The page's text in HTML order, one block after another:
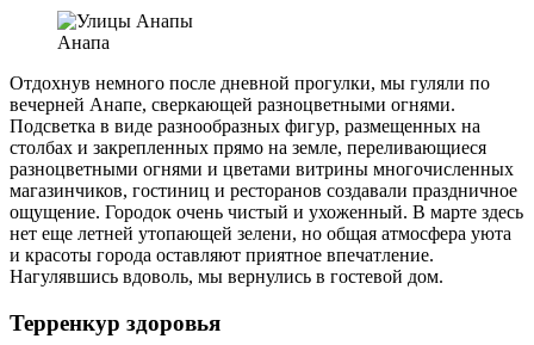
Анапа
Отдохнув немного после дневной прогулки, мы гуляли по
вечерней Анапе, сверкающей разноцветными огнями.
Подсветка в виде разнообразных фигур, размещенных на
столбах и закрепленных прямо на земле, переливающиеся
разноцветными огнями и цветами витрины многочисленных
магазинчиков, гостиниц и ресторанов создавали праздничное
ощущение. Городок очень чистый и ухоженный. В марте здесь
нет еще летней утопающей зелени, но общая атмосфера уюта
и красоты города оставляют приятное впечатление.
Нагулявшись вдоволь, мы вернулись в гостевой дом.
Терренкур здоровья